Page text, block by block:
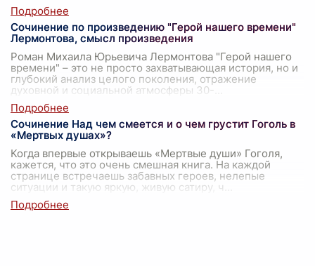
Сочинение по произведению "Герой нашего времени"
Лермонтова, смысл произведения
Роман Михаила Юрьевича Лермонтова "Герой нашего
времени" – это не просто захватывающая история, но и
глубокий анализ целого поколения, отражение
духовной и социальной атмосферы 30-
Сочинение Над чем смеется и о чем грустит Гоголь в
«Мертвых душах»?
Когда впервые открываешь «Мертвые души» Гоголя,
кажется, что это очень смешная книга. На каждой
странице встречаешь забавных героев, нелепые
ситуации и такую яркую, живую сатиру, ч